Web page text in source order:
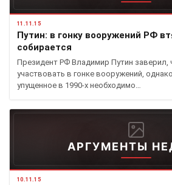
11.11.15
Путин: в гонку вооружений РФ
собирается
Президент РФ Владимир Путин заверил,
участвовать в гонке вооружений,
упущенное в 1990-х необходимо…
АРГУМЕНТЫ
10.11.15